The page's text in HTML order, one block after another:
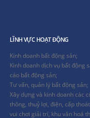
LĨNH VỰC HOẠT ĐỘNG
Kinh doanh bất động sản;
Kinh doanh dịch vụ bất động
cáo bất động sản;
Tư vấn, quản lý bất động sản;
Xây dựng và kinh doanh các
thông, thuỷ lợi, điện, cấp
vui chơi giải trí, khu văn hoá